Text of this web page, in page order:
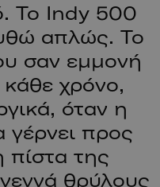
Το Indy 500
απλώς. Το
σαν εμμονή
χρόνο,
όταν η
γέρνει προς
πίστα της
θρύλους